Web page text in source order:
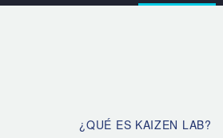
¿QUÉ ES KAIZEN LAB?